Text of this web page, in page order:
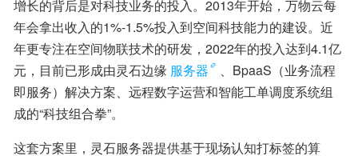
增长的背后是对科技业务的投入。2013年开始，万物云每
年会拿出收入的1%-1.5%投入到空间科技能力的建设。近
年更专注在空间物联技术的研发，2022年的投入达到4.1亿
元，目前已形成由灵石边缘 服务器
、BpaaS（业务流程
即服务）解决方案、远程数字运营和智能工单调度系统组
成的“科技组合拳”。
这套方案里，灵石服务器提供基于现场认知打标签的算